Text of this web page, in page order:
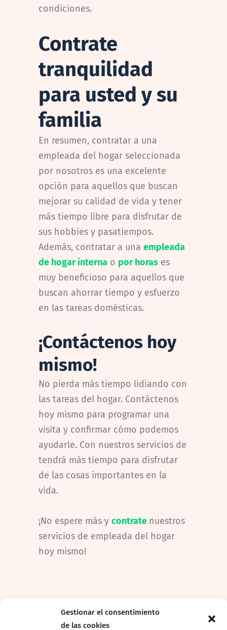
Gestionar el consentimiento
de las cookies
condiciones.
Contrate
tranquilidad
para usted y su
familia
En resumen, contratar a una
empleada del hogar seleccionada
por nosotros es una excelente
opción para aquellos que buscan
mejorar su calidad de vida y tener
más tiempo libre para disfrutar de
sus hobbies y pasatiempos.
Además, contratar a una empleada
de hogar interna o por horas es
muy beneficioso para aquellos que
buscan ahorrar tiempo y esfuerzo
en las tareas domésticas.
¡Contáctenos hoy
mismo!
No pierda más tiempo lidiando con
las tareas del hogar. Contáctenos
hoy mismo para programar una
visita y confirmar cómo podemos
ayudarle. Con nuestros servicios de
tendrá más tiempo para disfrutar
de las cosas importantes en la
vida.
¡No espere más y contrate nuestros
servicios de empleada del hogar
hoy mismo!